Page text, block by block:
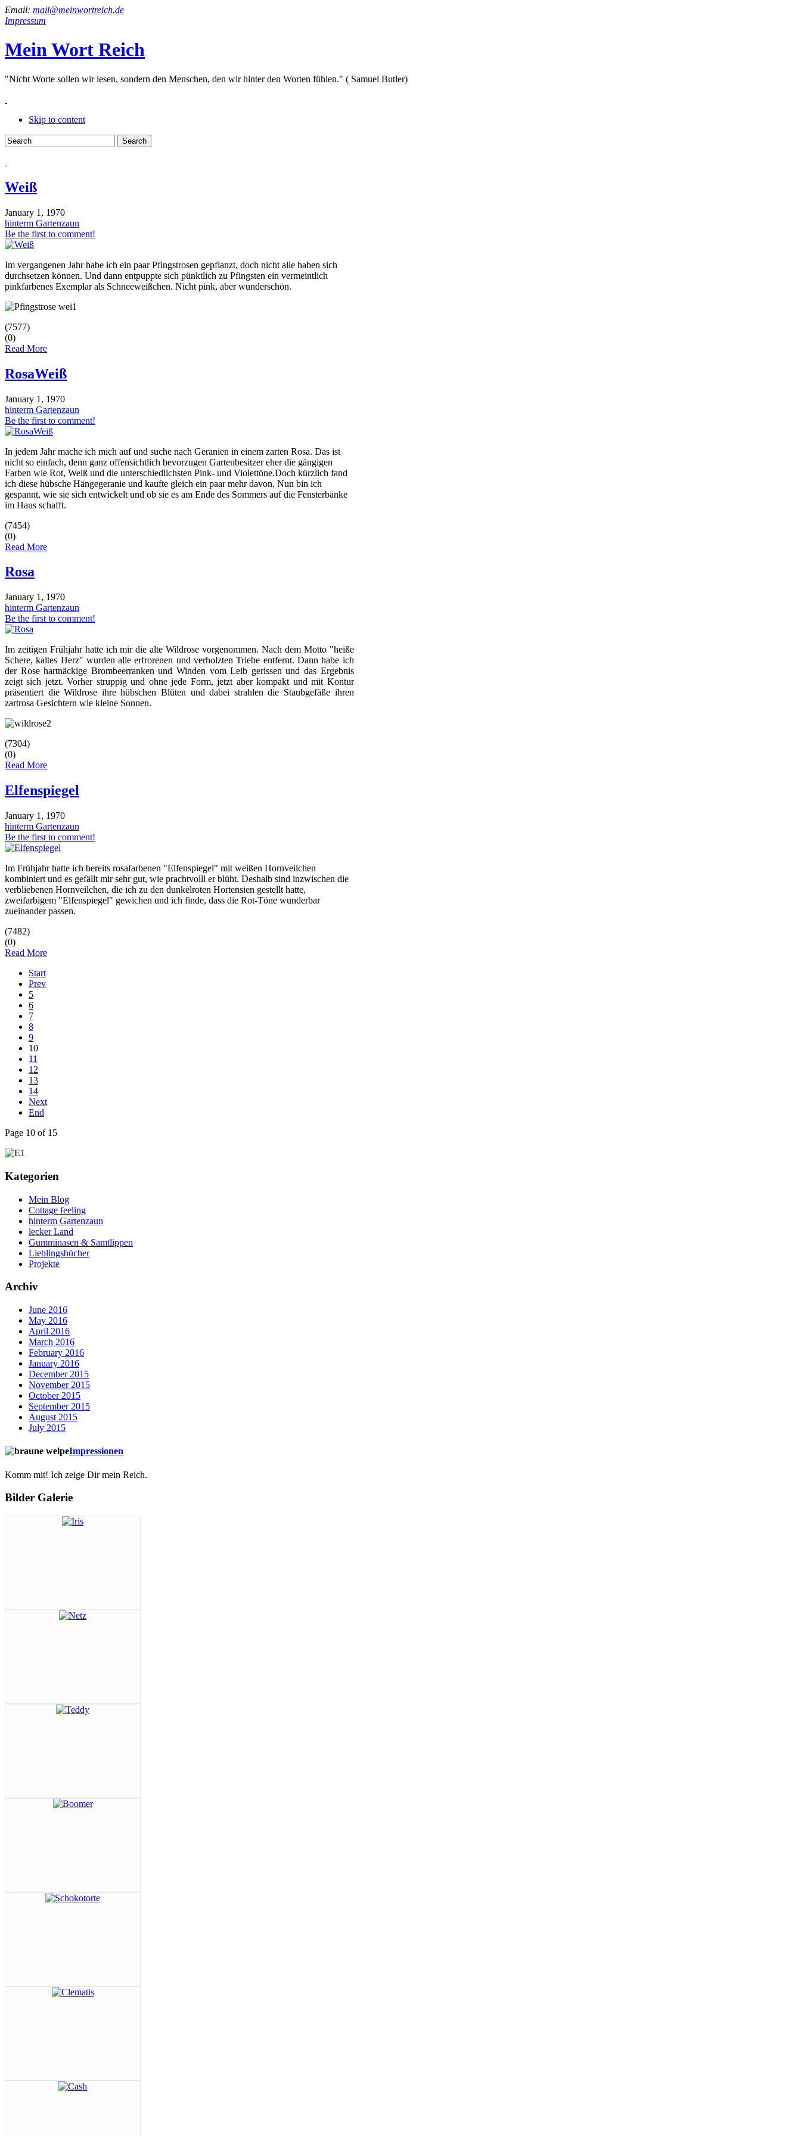
Email: mail@meinwortreich.de
Impressum
Mein Wort Reich
"Nicht Worte sollen wir lesen, sondern den Menschen, den wir hinter den Worten fühlen." ( Samuel Butler)
Skip to content
Weiß
January 1, 1970
hinterm Gartenzaun
Be the first to comment!
Im vergangenen Jahr habe ich ein paar Pfingstrosen gepflanzt, doch nicht alle haben sich
durchsetzen können. Und dann entpuppte sich pünktlich zu Pfingsten ein vermeintlich
pinkfarbenes Exemplar als Schneeweißchen. Nicht pink, aber wunderschön.
(7577)
(0)
Read More
RosaWeiß
January 1, 1970
hinterm Gartenzaun
Be the first to comment!
In jedem Jahr mache ich mich auf und suche nach Geranien in einem zarten Rosa. Das ist
nicht so einfach, denn ganz offensichtlich bevorzugen Gartenbesitzer eher die gängigen
Farben wie Rot, Weiß und die unterschiedlichsten Pink- und Violettöne.Doch kürzlich fand
ich diese hübsche Hängegeranie und kaufte gleich ein paar mehr davon. Nun bin ich
gespannt, wie sie sich entwickelt und ob sie es am Ende des Sommers auf die Fensterbänke
im Haus schafft.
(7454)
(0)
Read More
Rosa
January 1, 1970
hinterm Gartenzaun
Be the first to comment!
Im zeitigen Frühjahr hatte ich mir die alte Wildrose vorgenommen. Nach dem Motto "heiße
Schere, kaltes Herz" wurden alle erfrorenen und verholzten Triebe entfernt. Dann habe ich
der Rose hartnäckige Brombeerranken und Winden vom Leib gerissen und das Ergebnis
zeigt sich jetzt. Vorher struppig und ohne jede Form, jetzt aber kompakt und mit Kontur
präsentiert die Wildrose ihre hübschen Blüten und dabei strahlen die Staubgefäße ihren
zartrosa Gesichtern wie kleine Sonnen.
(7304)
(0)
Read More
Elfenspiegel
January 1, 1970
hinterm Gartenzaun
Be the first to comment!
Im Frühjahr hatte ich bereits rosafarbenen "Elfenspiegel" mit weißen Hornveilchen
kombiniert und es gefällt mir sehr gut, wie prachtvolll er blüht. Deshalb sind inzwischen die
verbliebenen Hornveilchen, die ich zu den dunkelroten Hortensien gestellt hatte,
zweifarbigem "Elfenspiegel" gewichen und ich finde, dass die Rot-Töne wunderbar
zueinander passen.
(7482)
(0)
Read More
Start
Prev
5
6
7
8
9
10
11
12
13
14
Next
End
Page 10 of 15
Kategorien
Mein Blog
Cottage feeling
hinterm Gartenzaun
lecker Land
Gumminasen & Samtlippen
Lieblingsbücher
Projekte
Archiv
June 2016
May 2016
April 2016
March 2016
February 2016
January 2016
December 2015
November 2015
October 2015
September 2015
August 2015
July 2015
Impressionen
Komm mit! Ich zeige Dir mein Reich.
Bilder Galerie